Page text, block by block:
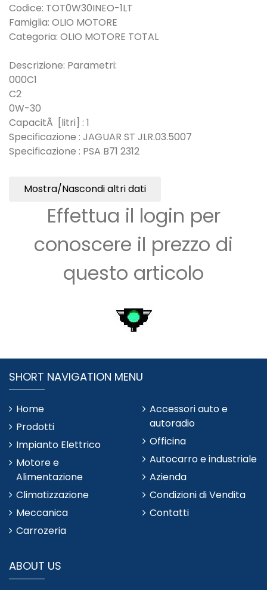
Codice: TOT0W30INEO-1LT
Famiglia: OLIO MOTORE
Categoria: OLIO MOTORE TOTAL
Descrizione: Parametri:
000C1
C2
0W-30
CapacitÃ [litri] : 1
Specificazione : JAGUAR ST JLR.03.5007
Specificazione : PSA B71 2312
Mostra/Nascondi altri dati
Effettua il login per
conoscere il prezzo di
questo articolo
SHORT NAVIGATION MENU
Home
Prodotti
Impianto Elettrico
Motore e
Alimentazione
Climatizzazione
Meccanica
Carrozeria
Accessori auto e
autoradio
Officina
Autocarro e industriale
Azienda
Condizioni di Vendita
Contatti
ABOUT US